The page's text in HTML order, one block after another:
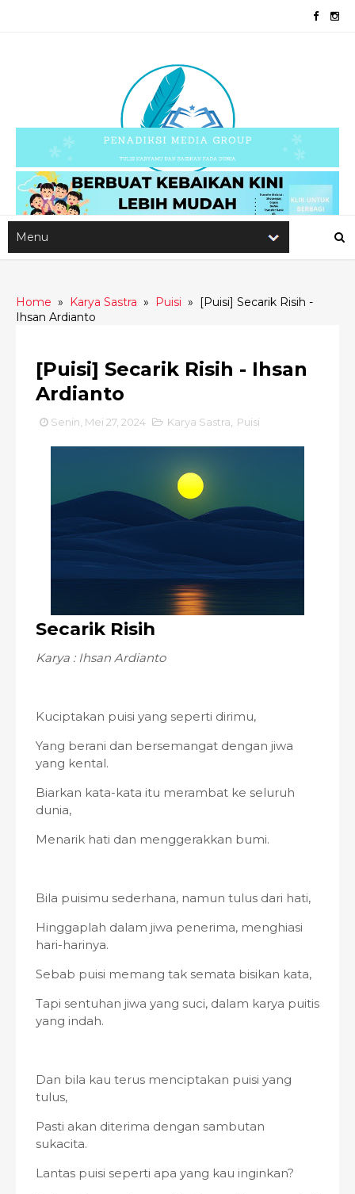
Home » Karya Sastra » Puisi » [Puisi] Secarik Risih -
Ihsan Ardianto
[Puisi] Secarik Risih - Ihsan
Ardianto
Senin, Mei 27, 2024 Karya Sastra Puisi
Secarik Risih
Karya : Ihsan Ardianto
Kuciptakan puisi yang seperti dirimu,
Yang berani dan bersemangat dengan jiwa
yang kental.
Biarkan kata-kata itu merambat ke seluruh
dunia,
Menarik hati dan menggerakkan bumi.
Bila puisimu sederhana, namun tulus dari hati,
Hinggaplah dalam jiwa penerima, menghiasi
hari-harinya.
Sebab puisi memang tak semata bisikan kata,
Tapi sentuhan jiwa yang suci, dalam karya puitis
yang indah.
Dan bila kau terus menciptakan puisi yang
tulus,
Pasti akan diterima dengan sambutan
sukacita.
Lantas puisi seperti apa yang kau inginkan?